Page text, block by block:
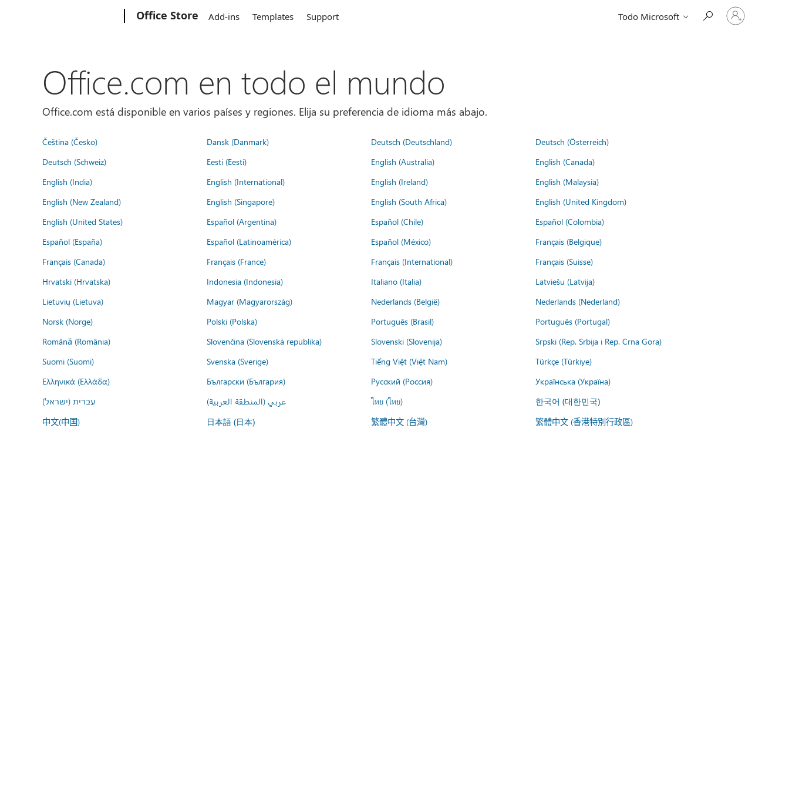
Office Store Add-ins Templates Support Todo Microsoft
Iniciar
sesión
Office.com en todo el mundo
Office.com está disponible en varios países y regiones. Elija su preferencia de idioma más abajo.
Čeština (Česko) Dansk (Danmark) Deutsch (Deutschland)
Deutsch (Österreich)
Deutsch (Schweiz)
Eesti (Eesti) English (Australia)
English (Canada)
English (India)
English (International) English (Ireland)
English (Malaysia)
English (New Zealand)
English (Singapore) English (South Africa)
English (United Kingdom)
English (United States)
Español (Argentina) Español (Chile)
Español (Colombia)
Español (España)
Español (Latinoamérica) Español (México)
Français (Belgique)
Français (Canada)
Français (France) Français (International)
Français (Suisse)
Hrvatski (Hrvatska)
Indonesia (Indonesia) Italiano (Italia)
Latviešu (Latvija)
Lietuvių (Lietuva)
Magyar (Magyarország) Nederlands (België)
Nederlands (Nederland)
Norsk (Norge)
Polski (Polska) Português (Brasil)
Português (Portugal)
Română (România)
Slovenčina (Slovenská republika) Slovenski (Slovenija)
Srpski (Rep. Srbija i Rep. Crna Gora)
Suomi (Suomi)
Svenska (Sverige) Tiếng Việt (Việt Nam)
Türkçe (Türkiye)
Ελληνικά (Ελλάδα)
Български (България) Русский (Россия)
Українська (Україна)
עברית (ישראל)
عربي (المنطقة العربية) ไทย (ไทย) 한국어 (대한민국)
中文(中国) 日本語 (日本) 繁體中文 (台灣) 繁體中文 (香港特別行政區)